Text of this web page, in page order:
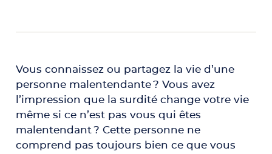
Vous connaissez ou partagez la vie d’une
personne malentendante ? Vous avez
l’impression que la surdité change votre vie
même si ce n’est pas vous qui êtes
malentendant ? Cette personne ne
comprend pas toujours bien ce que vous